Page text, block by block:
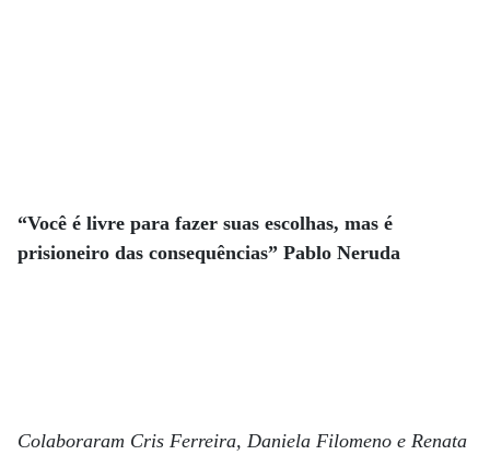
“Você é livre para fazer suas escolhas, mas é
prisioneiro das consequências” Pablo Neruda
Colaboraram Cris Ferreira, Daniela Filomeno e Renata